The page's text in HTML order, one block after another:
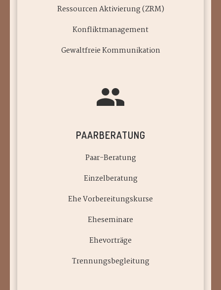
Ressourcen Aktivierung (ZRM)
Konfliktmanagement
Gewaltfreie Kommunikation
PAARBERATUNG
Paar-Beratung
Einzelberatung
Ehe Vorbereitungskurse
Eheseminare
Ehevorträge
Trennungsbegleitung